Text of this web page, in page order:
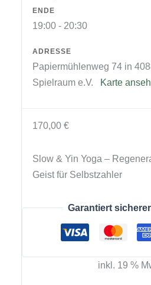
ENDE
19:00 - 20:30
ADRESSE
Papiermühlenweg 74 in
Spielraum e.V.
Karte
170,00 €
inkl. 19 %
Slow & Yin Yoga –
Geist für Selbstzahler
Garantiert